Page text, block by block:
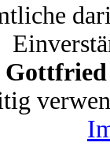
Gottfried